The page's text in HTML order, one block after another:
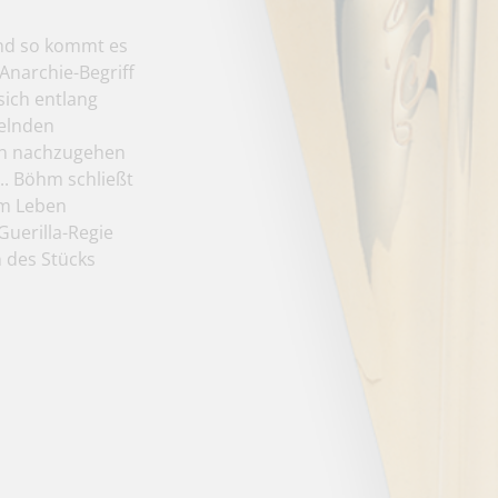
so kommt es
Begriff
entlang
nachzugehen
Böhm schließt
Leben
Regie
Stücks